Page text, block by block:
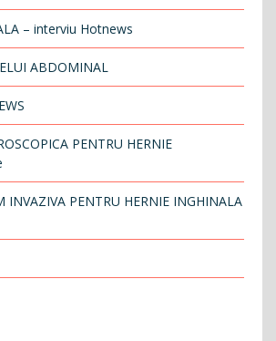
– interviu Hotnews
ABDOMINAL
PENTRU HERNIE
INVAZIVA PENTRU HERNIE INGHINALA